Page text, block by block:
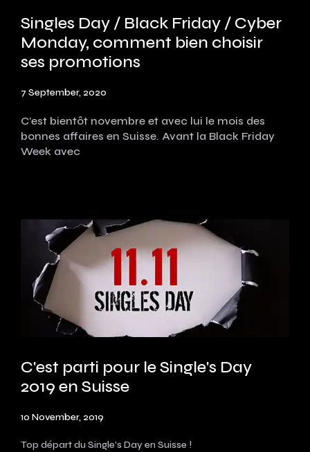
Singles Day / Black Friday / Cyber
Monday, comment bien choisir
ses promotions
7 September, 2020
C'est bientôt novembre et avec lui le mois des
bonnes affaires en Suisse. Avant la Black Friday
Week avec
C'est parti pour le Single's Day
2019 en Suisse
10 November, 2019
Top départ du Single's Day en Suisse !